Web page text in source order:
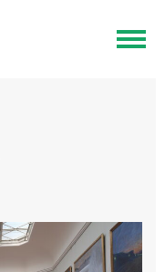
Visa
meny